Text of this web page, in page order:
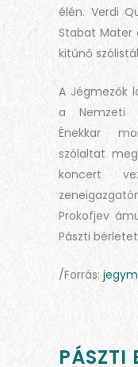
élén. Verdi
Stabat Mater
kitűnő
A Jégmezők
a Nemzeti
Énekkar
szólaltat
koncert
Prokofjev
Pászti
/Forrás:
PÁSZTI